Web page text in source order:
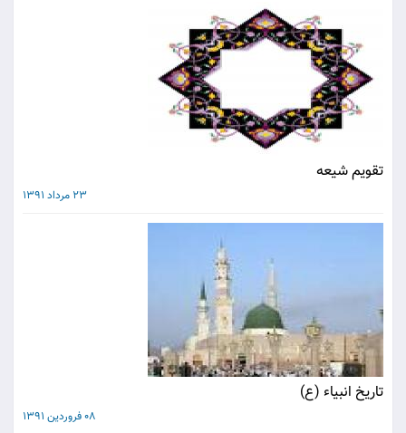
تقويم شيعه
23 مرداد 1391
تاريخ انبياء (ع)
08 فروردین 1391